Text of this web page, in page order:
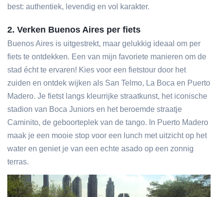
best: authentiek, levendig en vol karakter.
2. Verken Buenos Aires per fiets
Buenos Aires is uitgestrekt, maar gelukkig ideaal om per
fiets te ontdekken. Een van mijn favoriete manieren om de
stad écht te ervaren! Kies voor een fietstour door het
zuiden en ontdek wijken als San Telmo, La Boca en Puerto
Madero. Je fietst langs kleurrijke straatkunst, het iconische
stadion van Boca Juniors en het beroemde straatje
Caminito, de geboorteplek van de tango. In Puerto Madero
maak je een mooie stop voor een lunch met uitzicht op het
water en geniet je van een echte asado op een zonnig
terras.